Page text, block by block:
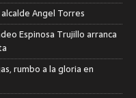
Angel Torres
Espinosa Trujillo arranca
rumbo a la gloria en